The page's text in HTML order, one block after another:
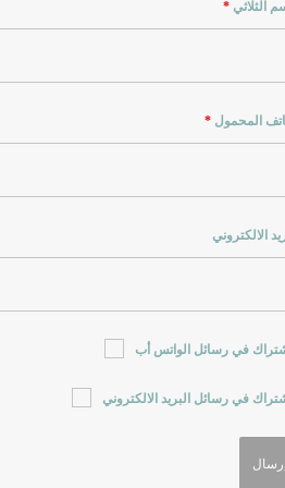
الثلاثي *
المحمول *
الالكتروني
في رسائل الواتس أب
في رسائل البريد الالكتروني